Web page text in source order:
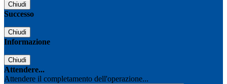
Chiudi
Successo
Chiudi
Informazione
Chiudi
Attendere...
Attendere il completamento dell'operazione...